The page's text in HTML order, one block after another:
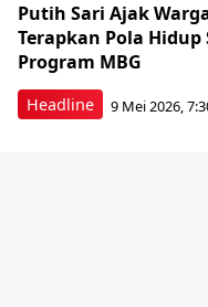
Headline
Putih Sari Ajak
Terapkan Pola Hidup
Program MBG
9 Mei 2026,